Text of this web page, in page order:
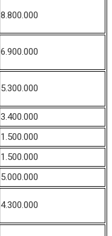
8.800.000
6.900.000
5.300.000
3.400.000
1.500.000
1.500.000
5.000.000
4.300.000